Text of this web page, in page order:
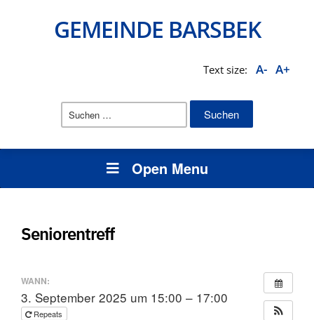
GEMEINDE BARSBEK
Text size: A- A+
Suchen
Open Menu
Seniorentreff
WANN:
3. September 2025 um 15:00 – 17:00
Repeats